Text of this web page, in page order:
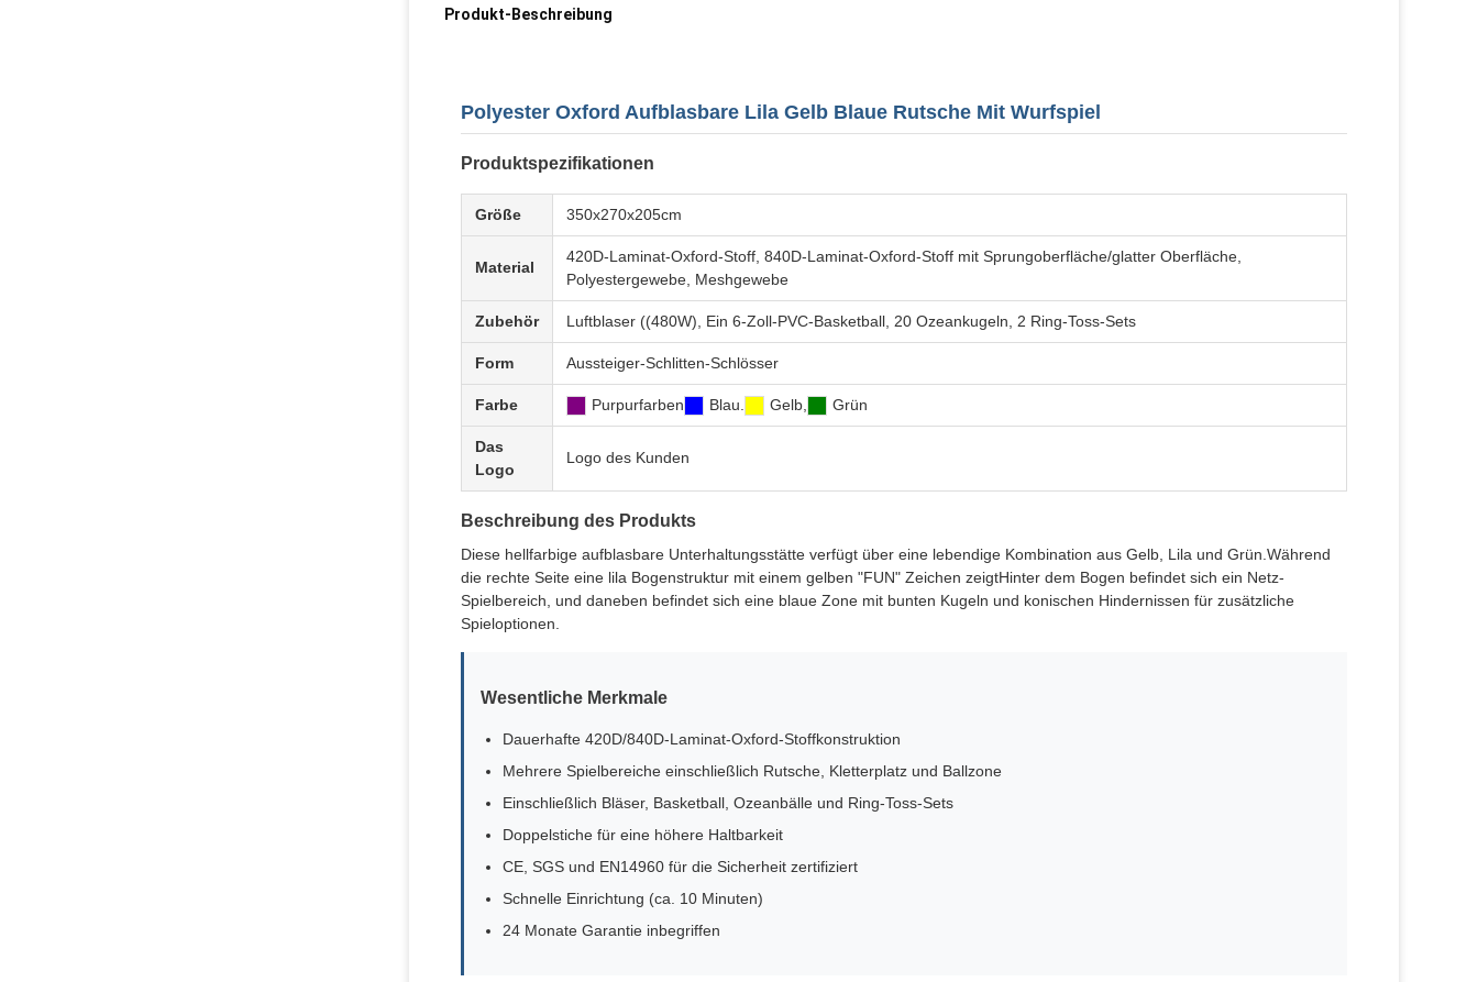
Produkt-Beschreibung
Polyester Oxford Aufblasbare Lila Gelb Blaue Rutsche Mit Wurfspiel
Produktspezifikationen
Größe 350x270x205cm
Material
420D-Laminat-Oxford-Stoff, 840D-Laminat-Oxford-Stoff mit Sprungoberfläche/glatter Oberfläche,
Polyestergewebe, Meshgewebe
Zubehör Luftblaser ((480W), Ein 6-Zoll-PVC-Basketball, 20 Ozeankugeln, 2 Ring-Toss-Sets
Form Aussteiger-Schlitten-Schlösser
Farbe Purpurfarben Blau. Gelb, Grün
Das
Logo
Logo des Kunden
Beschreibung des Produkts
Diese hellfarbige aufblasbare Unterhaltungsstätte verfügt über eine lebendige Kombination aus Gelb, Lila und Grün.Während
die rechte Seite eine lila Bogenstruktur mit einem gelben "FUN" Zeichen zeigtHinter dem Bogen befindet sich ein Netz-
Spielbereich, und daneben befindet sich eine blaue Zone mit bunten Kugeln und konischen Hindernissen für zusätzliche
Spieloptionen.
Wesentliche Merkmale
Dauerhafte 420D/840D-Laminat-Oxford-Stoffkonstruktion
Mehrere Spielbereiche einschließlich Rutsche, Kletterplatz und Ballzone
Einschließlich Bläser, Basketball, Ozeanbälle und Ring-Toss-Sets
Doppelstiche für eine höhere Haltbarkeit
CE, SGS und EN14960 für die Sicherheit zertifiziert
Schnelle Einrichtung (ca. 10 Minuten)
24 Monate Garantie inbegriffen